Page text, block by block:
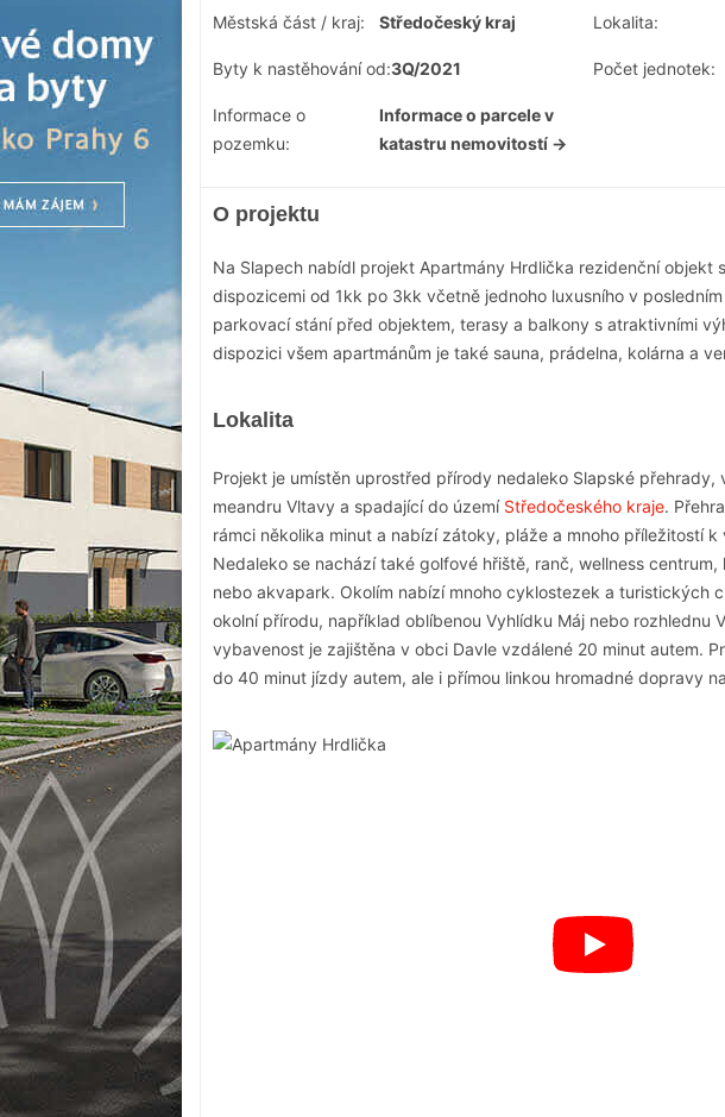
Městská část / kraj: Středočeský kraj Lokalita:
Byty k nastěhování od:3Q/2021 Počet jednotek:
Informace o
pozemku:
Informace o parcele v
katastru nemovitostí →
O projektu
Na Slapech nabídl projekt Apartmány Hrdlička rezidenční objekt
dispozicemi od 1kk po 3kk včetně jednoho luxusního v
parkovací stání před objektem, terasy a balkony s atraktivními
dispozici všem apartmánům je také sauna, prádelna, kolárna a
Lokalita
Projekt je umístěn uprostřed přírody nedaleko Slapské přehrady,
meandru Vltavy a spadající do území Středočeského kraje.
rámci několika minut a nabízí zátoky, pláže a mnoho příležitostí
Nedaleko se nachází také golfové hřiště, ranč, wellness
nebo akvapark. Okolím nabízí mnoho cyklostezek a turistických
okolní přírodu, například oblíbenou Vyhlídku Máj nebo rozhlednu
vybavenost je zajištěna v obci Davle vzdálené 20 minut autem.
do 40 minut jízdy autem, ale i přímou linkou hromadné dopravy